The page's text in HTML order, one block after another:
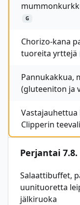
G
Chorizo-kana
tuoreita yrttejä
Pannukakkua,
(gluteeniton ja
Vastajauhettua
Clipperin
Perjantai 7.8.
Salaattibuffet,
uunituoretta
jälkiruoka